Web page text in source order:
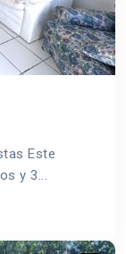
Este
y 3...